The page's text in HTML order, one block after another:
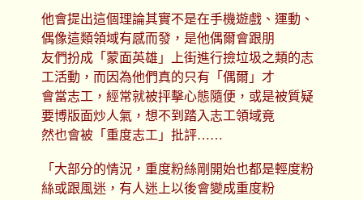
他會提出這個理論其實不是在手機遊戲、運動、
偶像這類領域有感而發，是他偶爾會跟朋
友們扮成「蒙面英雄」上街進行撿垃圾之類的志
工活動，而因為他們真的只有「偶爾」才
會當志工，經常就被抨擊心態隨便，或是被質疑
要博版面炒人氣，想不到踏入志工領域竟
然也會被「重度志工」批評……
「大部分的情況，重度粉絲剛開始也都是輕度粉
絲或跟風迷，有人迷上以後會變成重度粉